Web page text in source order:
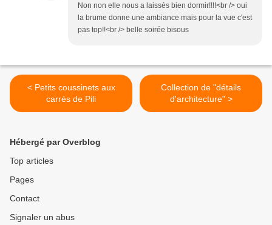
Non non elle nous a laissés bien dormir!!!!<br /> oui
la brume donne une ambiance mais pour la vue c'est
pas top!!<br /> belle soirée bisous
< Petits coussinets aux
carrés de Pili
Collection de "détails
d'architecture" >
Hébergé par Overblog
Top articles
Pages
Contact
Signaler un abus